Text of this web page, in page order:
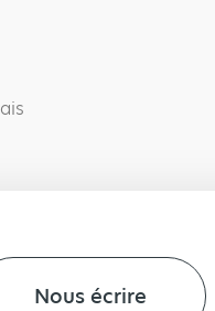
Nous écrire